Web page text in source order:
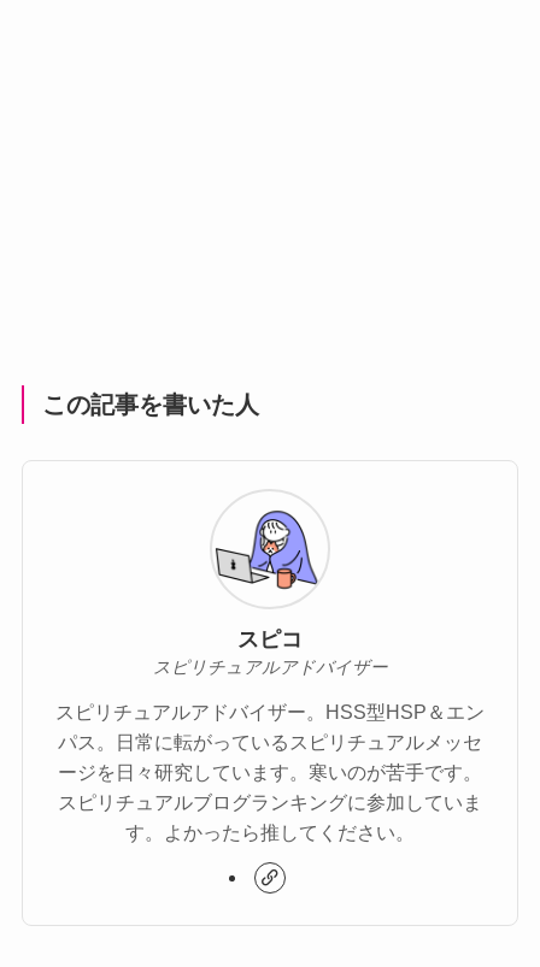
この記事を書いた人
スピコ
スピリチュアルアドバイザー
スピリチュアルアドバイザー。HSS型HSP＆エン
パス。日常に転がっているスピリチュアルメッセ
ージを日々研究しています。寒いのが苦手です。
スピリチュアルブログランキングに参加していま
す。よかったら推してください。